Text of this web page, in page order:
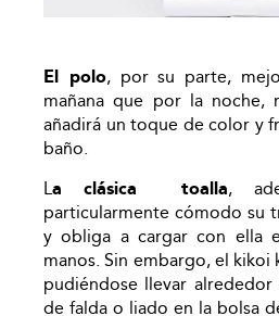
El polo, por su parte,
mañana que por la noche,
añadirá un toque de color y
baño.
L a clásica toalla,
particularmente cómodo su
y obliga a cargar con ella
manos. Sin embargo, el kikoi
pudiéndose llevar
de falda o liado en la bolsa